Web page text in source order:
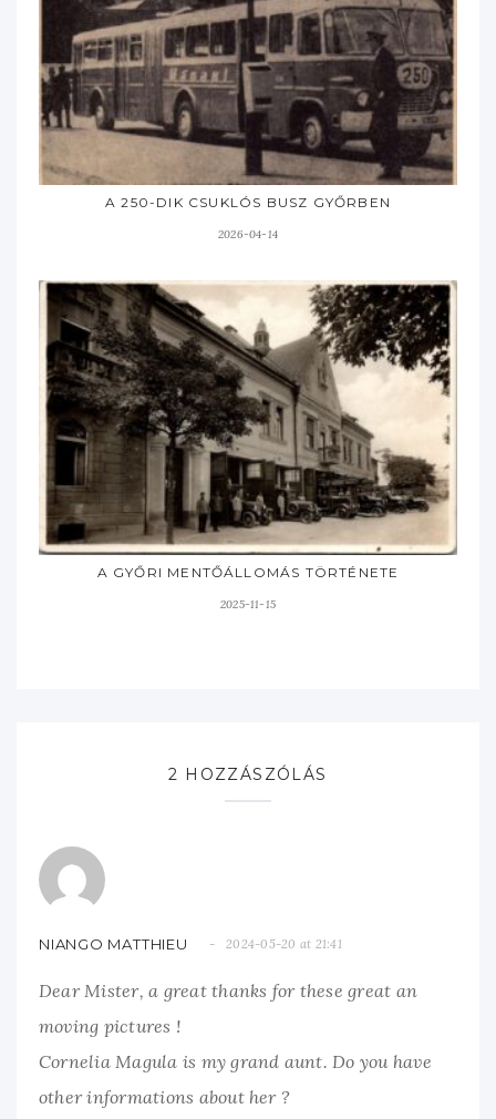
A 250-DIK CSUKLÓS BUSZ GYŐRBEN
2026-04-14
A GYŐRI MENTŐÁLLOMÁS TÖRTÉNETE
2025-11-15
2 HOZZÁSZÓLÁS
NIANGO MATTHIEU 2024-05-20 at 21:41
Dear Mister, a great thanks for these great an
moving pictures !
Cornelia Magula is my grand aunt. Do you have
other informations about her ?